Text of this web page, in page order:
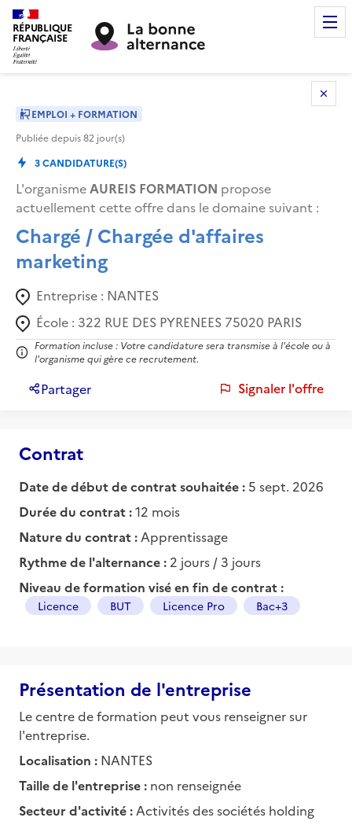
RÉPUBLIQUE
FRANÇAISE
EMPLOI + FORMATION
Publiée depuis82 jour(s)
3CANDIDATURE(S)
L'organismeAUREIS FORMATION propose
actuellement cette offre dans le domaine suivant :
Chargé / Chargée d'affaires
marketing
Entreprise : NANTES
École : 322 RUE DES PYRENEES 75020 PARIS
Formation incluse : Votre candidature sera transmise à l'école ou à
l'organisme qui gère ce recrutement.
Partager Signaler l'offre
Contrat
Date de début de contrat souhaitée : 5 sept. 2026
Durée du contrat :12 mois
Nature du contrat : Apprentissage
Rythme de l'alternance : 2 jours / 3 jours
Niveau de formation visé en fin de contrat :
Licence BUT Licence Pro Bac+3
Présentation de l'entreprise
Le centre de formation peut vous renseigner sur
l'entreprise.
Localisation : NANTES
Taille de l'entreprise : non renseignée
Secteur d'activité : Activités des sociétés holding